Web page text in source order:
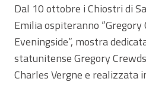
Dal 10 ottobre i Chiostri di
Emilia ospiteranno “Gregory
Eveningside”, mostra
statunitense Gregory
Charles Vergne e realizzata